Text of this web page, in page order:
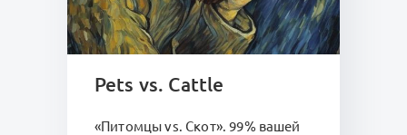
Pets vs. Cattle
«Питомцы vs. Скот». 99% вашей